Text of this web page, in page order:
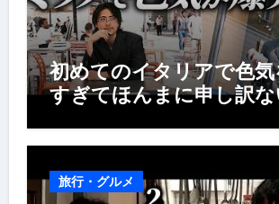
初めてのイタリアで色気
すぎてほんまに申し訳
旅行・グルメ